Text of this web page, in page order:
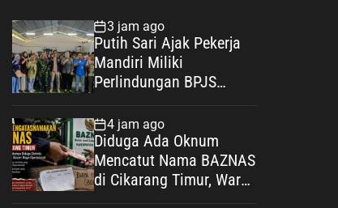
3 jam ago
Putih Sari Ajak Pekerja
Mandiri Miliki
Perlindungan BPJS
Hadir Lindungi Pekerja,
Wujudkan Kesejahteraan
4 jam ago
Diduga Ada Oknum
Mencatut Nama BAZNAS
di Cikarang Timur, Warga